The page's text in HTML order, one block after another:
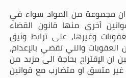
ان مجموعة من المواد سواء في
أخرى منها قانون القضاء
وغيرها، على ترابط وثيق
العقوبات والتي تقضي بالإعدام،
ان الإقتراح بحاجة الى مزيد من
غير متسق او متضارب مع قوانين